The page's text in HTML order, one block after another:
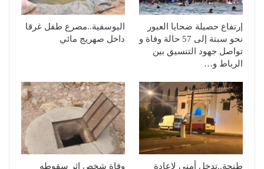
إرتفاع حصيلة ضحايا العبور
نحو سبتة إلى 57 حالة وفاة و
تواصل جهود التنسيق بين
الرباط و…
اليوسفية..مصرع طفل غرقا
داخل صهريج مائي
طنجة..تدخل أمني لإعادة وفاة شخص إثر سقوطه